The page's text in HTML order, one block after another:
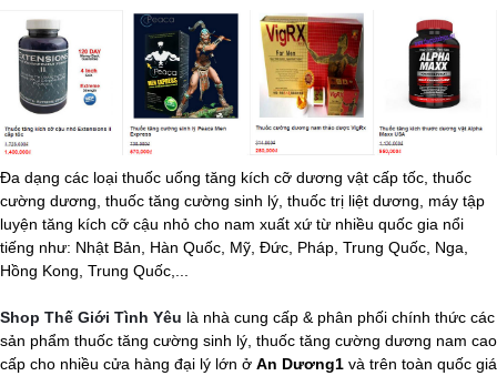
Đa dạng các loại thuốc uống tăng kích cỡ dương vật cấp tốc, thuốc
cường dương, thuốc tăng cường sinh lý, thuốc trị liệt dương, máy tập
luyện tăng kích cỡ cậu nhỏ cho nam xuất xứ từ nhiều quốc gia nổi
tiếng như: Nhật Bản, Hàn Quốc, Mỹ, Đức, Pháp, Trung Quốc, Nga,
Hồng Kong, Trung Quốc,...
Shop Thế Giới Tình Yêu là nhà cung cấp & phân phối chính thức các
sản phẩm thuốc tăng cường sinh lý, thuốc tăng cường dương nam cao
cấp cho nhiều cửa hàng đại lý lớn ở An Dương1 và trên toàn quốc giá